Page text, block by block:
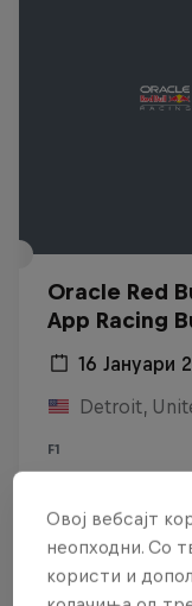
Oracle Red
App Racing
16 Јануари
Detroit,
F1
Овој вебсајт
неопходни. Со
користи и